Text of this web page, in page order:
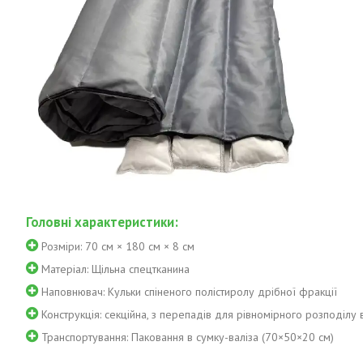
Головні характеристики:
Розміри: 70 см × 180 см × 8 см
Матеріал: Щільна спецтканина
Наповнювач: Кульки спіненого полістиролу дрібної фракції
Конструкція: секційна, з перепадів для рівномірного розподілу
Транспортування: Паковання в сумку-валіза (70×50×20 см)